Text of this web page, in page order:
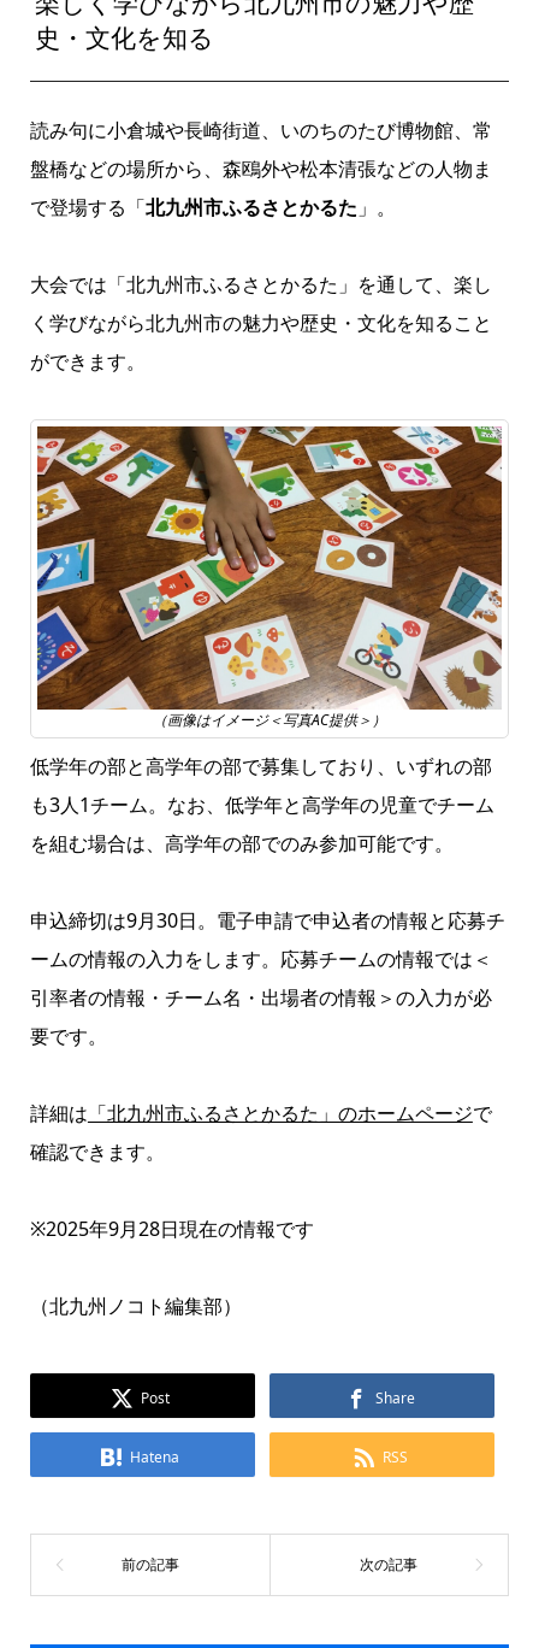
史・文化を知る
読み句に小倉城や長崎街道、いのちのたび博物館、常
盤橋などの場所から、森鴎外や松本清張などの人物ま
で登場する「北九州市ふるさとかるた」。
大会では「北九州市ふるさとかるた」を通して、楽し
く学びながら北九州市の魅力や歴史・文化を知ること
ができます。
（画像はイメージ＜写真AC提供＞）
低学年の部と高学年の部で募集しており、いずれの部
も3人1チーム。なお、低学年と高学年の児童でチーム
を組む場合は、高学年の部でのみ参加可能です。
申込締切は9月30日。電子申請で申込者の情報と応募チ
ームの情報の入力をします。応募チームの情報では＜
引率者の情報・チーム名・出場者の情報＞の入力が必
要です。
詳細は 「北九州市ふるさとかるた」のホームページで
確認できます。
※2025年9月28日現在の情報です
（北九州ノコト編集部）
Post Share
Hatena RSS